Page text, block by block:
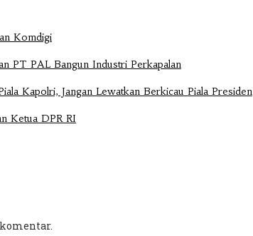
Komdigi
PT PAL Bangun Industri Perkapalan
Kapolri, Jangan Lewatkan Berkicau Piala Presiden
Ketua DPR RI